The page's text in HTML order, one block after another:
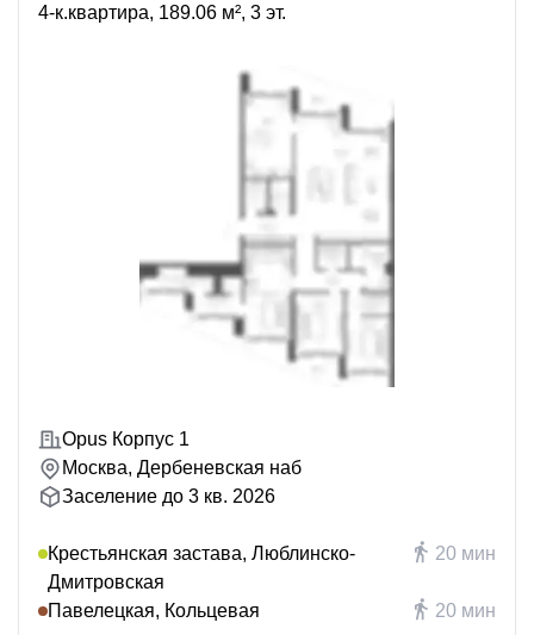
4-к.квартира, 189.06 м², 3 эт.
Opus Корпус 1
Москва, Дербеневская наб
Заселение до 3 кв. 2026
Крестьянская застава, Люблинско-
Дмитровская
20 мин
Павелецкая, Кольцевая 20 мин